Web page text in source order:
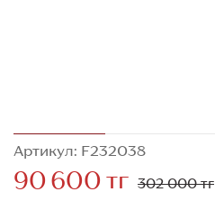
Артикул: F232038
90 600 тг 302 000 тг